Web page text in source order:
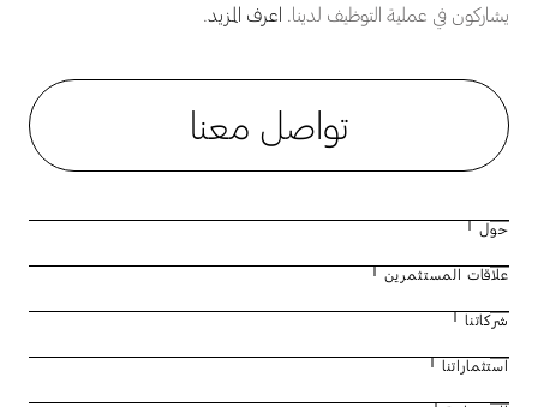
يشاركون في عملية التوظيف لدينا. اعرف المزيد
تواصل معنا
حول
مجلس الإدارة
القيادة الإدارية
علاقات المستثمرين
حقائق وأرقام
شركاتنا
استثماراتنا